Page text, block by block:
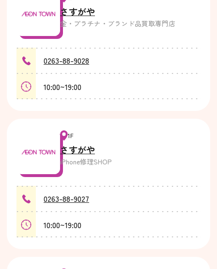
さすがや
金・プラチナ・ブランド品買取専門店
0263-88-9028
10:00~19:00
1F
さすがや
iPhone修理SHOP
0263-88-9027
10:00~19:00